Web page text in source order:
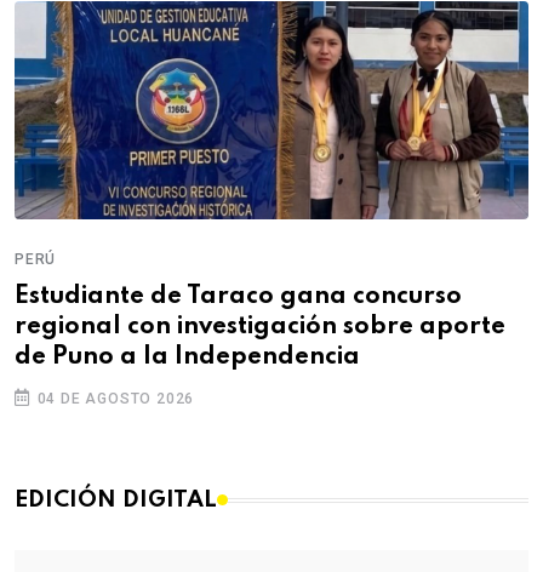
PERÚ
Estudiante de Taraco gana concurso
regional con investigación sobre aporte
de Puno a la Independencia
04 DE AGOSTO 2026
EDICIÓN DIGITAL